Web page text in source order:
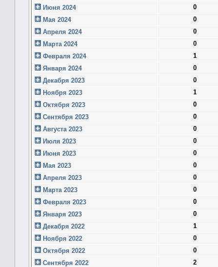
Июня 2024
0
Мая 2024
0
Апреля 2024
0
Марта 2024
0
Февраля 2024
1
Января 2024
0
Декабря 2023
0
Ноября 2023
1
Октября 2023
0
Сентября 2023
0
Августа 2023
0
Июля 2023
0
Июня 2023
0
Мая 2023
0
Апреля 2023
0
Марта 2023
0
Февраля 2023
0
Января 2023
0
Декабря 2022
1
Ноября 2022
0
Октября 2022
0
Сентября 2022
2